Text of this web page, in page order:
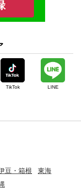
TikTok LINE
豆・箱根
東海